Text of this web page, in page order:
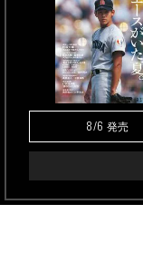
8/6 発売